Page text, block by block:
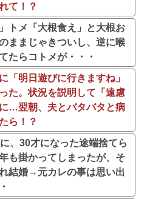
て！？
トメ「大根食え」と大根お
ままじゃきついし、逆に喉
たらコトメが・・・
「明日遊びに行きますね」
た。状況を説明して「遠慮
…翌朝、夫とバタバタと病
ら！？
、30才になった途端捨てら
も掛かってしまったが、そ
結婚→元カレの事は思い出